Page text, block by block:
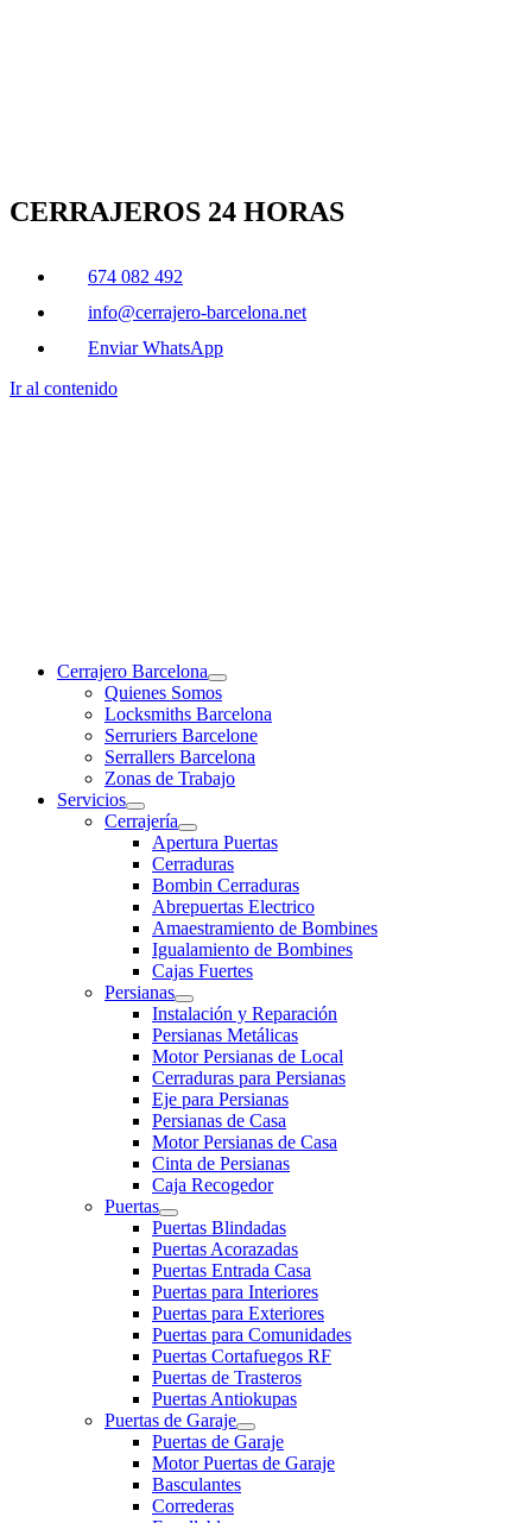
CERRAJEROS 24 HORAS
674 082 492
info@cerrajero-barcelona.net
Enviar WhatsApp
Ir al contenido
Cerrajero Barcelona
Quienes Somos
Locksmiths Barcelona
Serruriers Barcelone
Serrallers Barcelona
Zonas de Trabajo
Servicios
Cerrajería
Apertura Puertas
Cerraduras
Bombin Cerraduras
Abrepuertas Electrico
Amaestramiento de Bombines
Igualamiento de Bombines
Cajas Fuertes
Persianas
Instalación y Reparación
Persianas Metálicas
Motor Persianas de Local
Cerraduras para Persianas
Eje para Persianas
Persianas de Casa
Motor Persianas de Casa
Cinta de Persianas
Caja Recogedor
Puertas
Puertas Blindadas
Puertas Acorazadas
Puertas Entrada Casa
Puertas para Interiores
Puertas para Exteriores
Puertas para Comunidades
Puertas Cortafuegos RF
Puertas de Trasteros
Puertas Antiokupas
Puertas de Garaje
Puertas de Garaje
Motor Puertas de Garaje
Basculantes
Correderas